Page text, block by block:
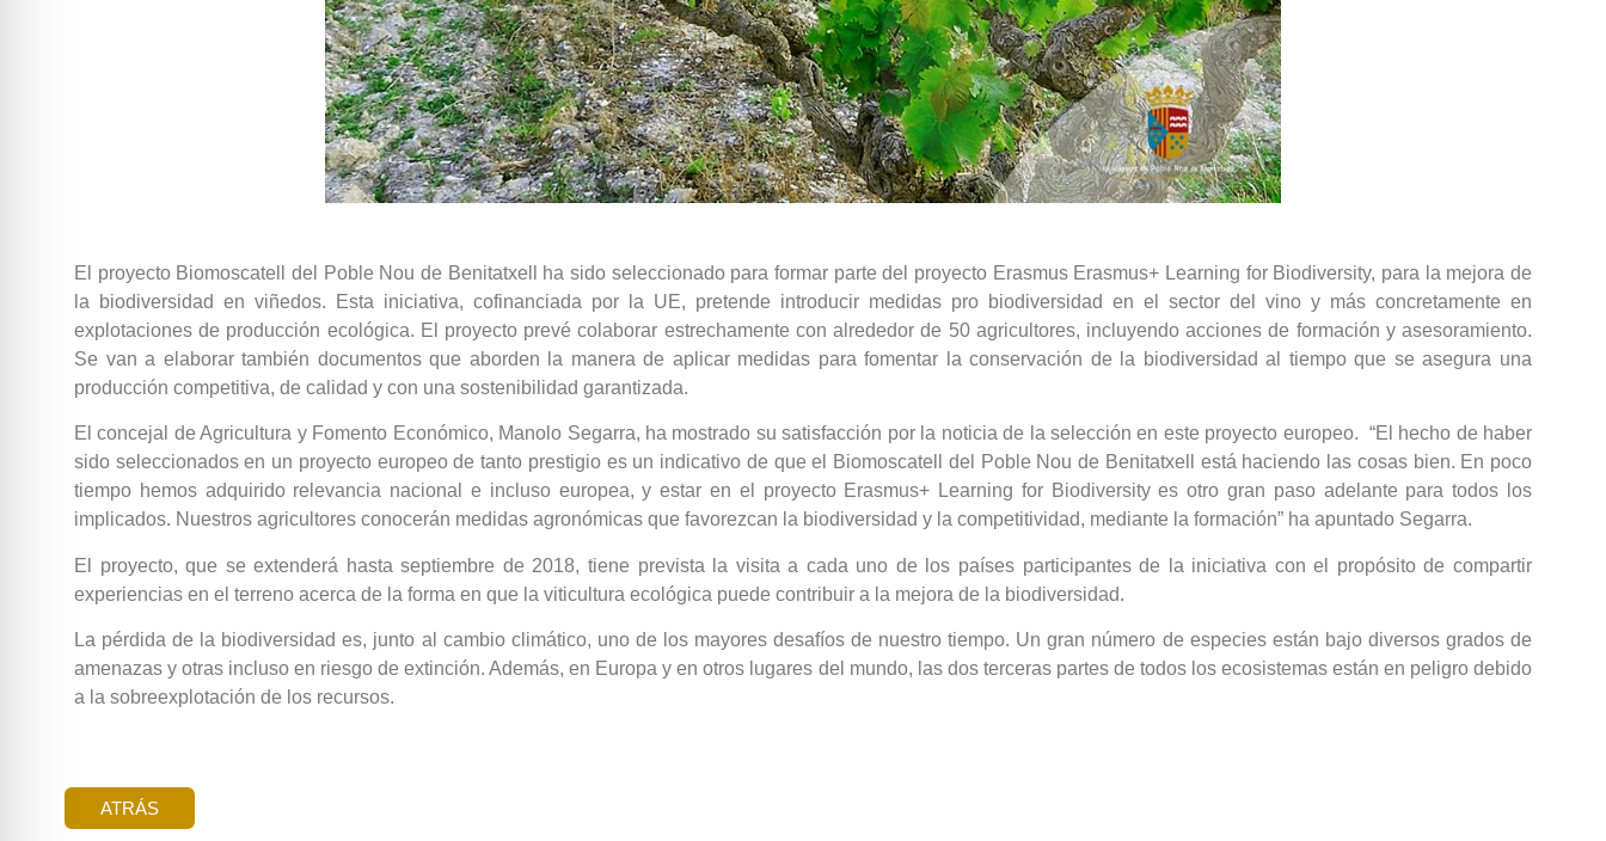
El proyecto Biomoscatell del Poble Nou de Benitatxell ha sido seleccionado para formar parte del proyecto Erasmus Erasmus+ Learning for Biodiversity, para la mejora de
la biodiversidad en viñedos. Esta iniciativa, cofinanciada por la UE, pretende introducir medidas pro biodiversidad en el sector del vino y más concretamente en
explotaciones de producción ecológica. El proyecto prevé colaborar estrechamente con alrededor de 50 agricultores, incluyendo acciones de formación y asesoramiento.
Se van a elaborar también documentos que aborden la manera de aplicar medidas para fomentar la conservación de la biodiversidad al tiempo que se asegura una
producción competitiva, de calidad y con una sostenibilidad garantizada.
El concejal de Agricultura y Fomento Económico, Manolo Segarra, ha mostrado su satisfacción por la noticia de la selección en este proyecto europeo. “El hecho de haber
sido seleccionados en un proyecto europeo de tanto prestigio es un indicativo de que el Biomoscatell del Poble Nou de Benitatxell está haciendo las cosas bien. En poco
tiempo hemos adquirido relevancia nacional e incluso europea, y estar en el proyecto Erasmus+ Learning for Biodiversity es otro gran paso adelante para todos los
implicados. Nuestros agricultores conocerán medidas agronómicas que favorezcan la biodiversidad y la competitividad, mediante la formación” ha apuntado Segarra.
El proyecto, que se extenderá hasta septiembre de 2018, tiene prevista la visita a cada uno de los países participantes de la iniciativa con el propósito de compartir
experiencias en el terreno acerca de la forma en que la viticultura ecológica puede contribuir a la mejora de la biodiversidad.
La pérdida de la biodiversidad es, junto al cambio climático, uno de los mayores desafíos de nuestro tiempo. Un gran número de especies están bajo diversos grados de
amenazas y otras incluso en riesgo de extinción. Además, en Europa y en otros lugares del mundo, las dos terceras partes de todos los ecosistemas están en peligro debido
a la sobreexplotación de los recursos.
ATRÁS